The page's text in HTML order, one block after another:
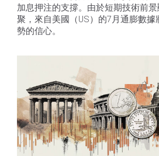
加息押注的支撐。由於短期技術前
聚，來自美國（US）的7月通膨數
勢的信心。